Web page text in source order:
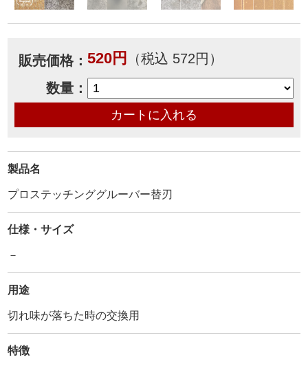
販売価格： 520円
（税込 572円）
数量：
製品名
プロステッチンググルーバー替刃
仕様・サイズ
－
用途
切れ味が落ちた時の交換用
特徴